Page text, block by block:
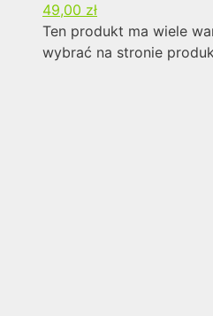
49,00 zł
Ten produkt ma wiele
wybrać na stronie